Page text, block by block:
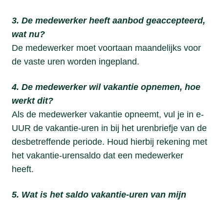
3. De medewerker heeft aanbod geaccepteerd,
wat nu?
De medewerker moet voortaan maandelijks voor
de vaste uren worden ingepland.
4. De medewerker wil vakantie opnemen, hoe
werkt dit?
Als de medewerker vakantie opneemt, vul je in e-
UUR de vakantie-uren in bij het urenbriefje van de
desbetreffende periode. Houd hierbij rekening met
het vakantie-urensaldo dat een medewerker
heeft.
5. Wat is het saldo vakantie-uren van mijn